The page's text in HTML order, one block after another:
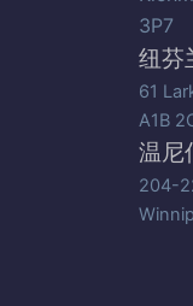
3P7
纽芬
61
A1B
温尼
204-